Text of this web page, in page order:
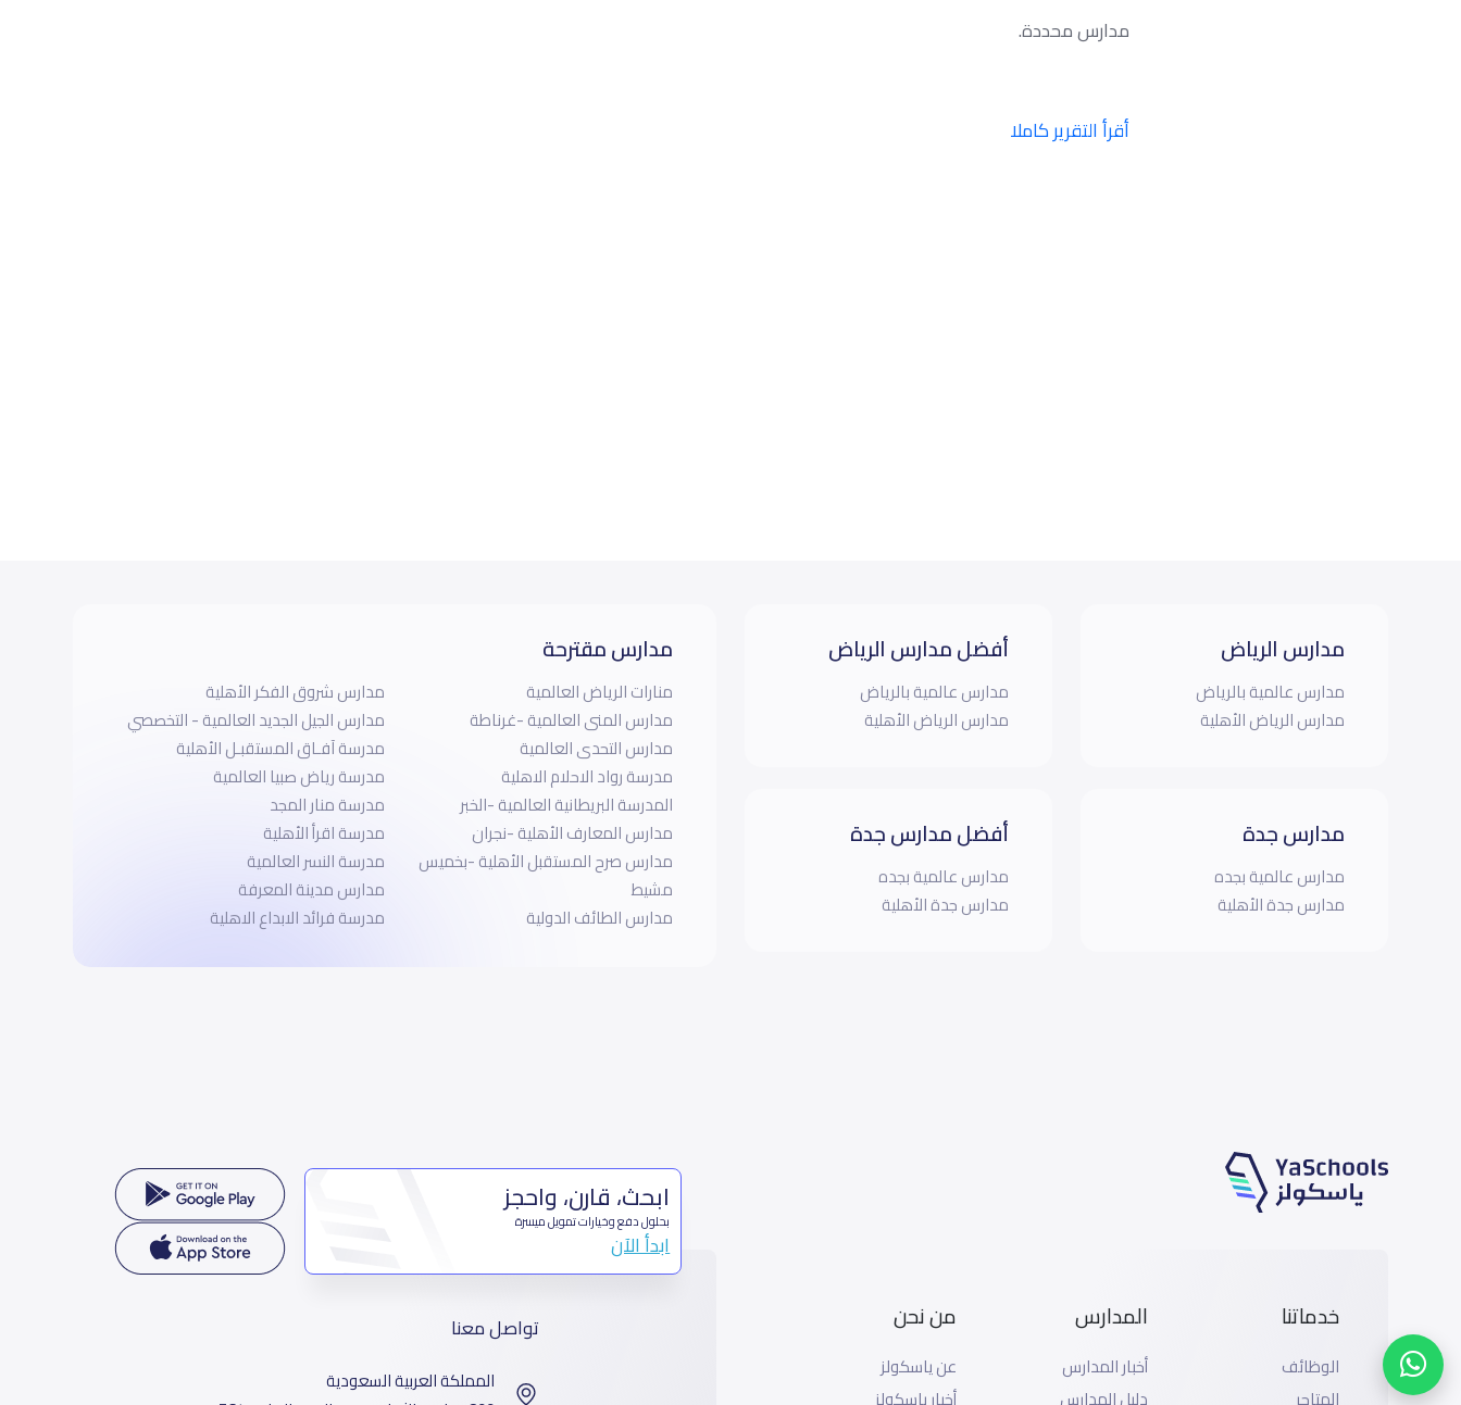
مدارس محددة.
أقرأ التقرير كاملا
مدارس الرياض
مدارس عالمية بالرياض
مدارس الرياض الأهلية
مدارس جدة
مدارس عالمية بجده
مدارس جدة الأهلية
أفضل مدارس الرياض
مدارس عالمية بالرياض
مدارس الرياض الأهلية
أفضل مدارس جدة
مدارس عالمية بجده
مدارس جدة الأهلية
مدارس مقترحة
منارات الرياض العالمية
مدارس المنى العالمية -غرناطة
مدارس التحدى العالمية
مدرسة رواد الاحلام الاهلية
المدرسة البريطانية العالمية -الخبر
مدارس المعارف الأهلية -نجران
مدارس صرح المستقبل الأهلية -بخميس
مشيط
مدارس الطائف الدولية
مدارس شروق الفكر الأهلية
مدارس الجيل الجديد العالمية - التخصصي
مدرسة آفـاق المستقبـل الأهلية
مدرسة رياض صبيا العالمية
مدرسة منار المجد
مدرسة اقرأ الأهلية
مدرسة النسر العالمية
مدارس مدينة المعرفة
مدرسة فرائد الابداع الاهلية
خدماتنا
الوظائف
المدارس
أخبار المدارس
من نحن
عن ياسكولز
ابحث، قارن، واحجز
بحلول دفع وخيارات تمويل ميسرة
ابدأ الآن
تواصل معنا
المملكة العربية السعودية